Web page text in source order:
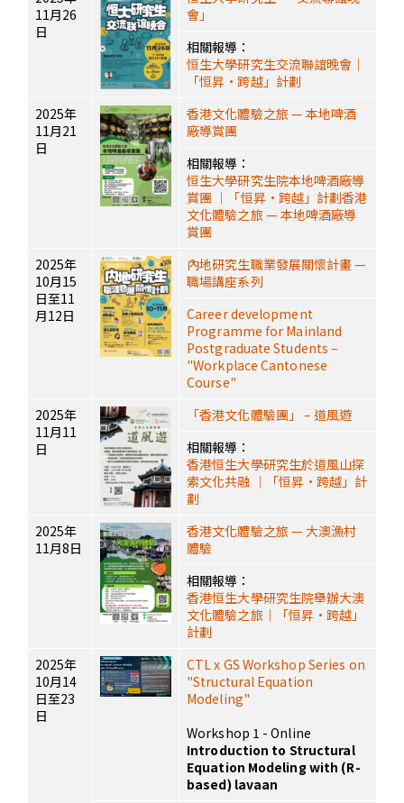
11月26
日
會」
相關報導：
恒生大學研究生交流聯誼晚會｜
「恒昇·跨越」計劃
2025年
11月21
日
香港文化體驗之旅 — 本地啤酒
廠導賞團
相關報導：
恒生大學研究生院本地啤酒廠導
賞團 ｜「恒昇·跨越」計劃香港
文化體驗之旅 — 本地啤酒廠導
賞團
2025年
10月15
日至11
月12日
內地研究生職業發展關懷計畫 —
職場講座系列
Career development
Programme for Mainland
Postgraduate Students –
"Workplace Cantonese
Course"
2025年
11月11
日
「香港文化體驗團」 – 道風遊
相關報導：
香港恒生大學研究生於道風山探
索文化共融 ｜「恒昇·跨越」計
劃
2025年
11月8日
香港文化體驗之旅 — 大澳漁村
體驗
相關報導：
香港恒生大學研究生院舉辦大澳
文化體驗之旅｜「恒昇·跨越」
計劃
2025年
10月14
日至23
日
CTL x GS Workshop Series on
"Structural Equation
Modeling"
Workshop 1 - Online
Introduction to Structural
Equation Modeling with (R-
based) lavaan